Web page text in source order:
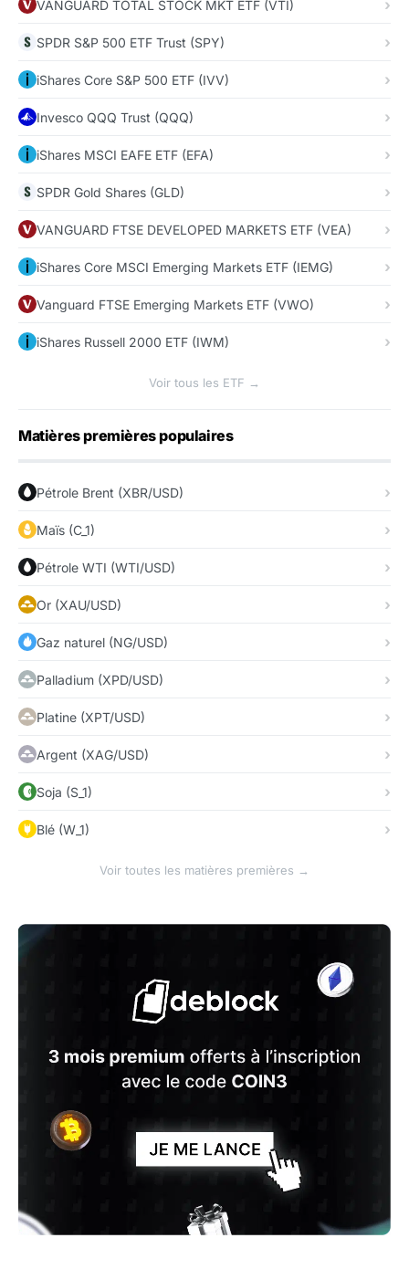
VANGUARD TOTAL STOCK MKT ETF (VTI)
SPDR S&P 500 ETF Trust (SPY)
iShares Core S&P 500 ETF (IVV)
Invesco QQQ Trust (QQQ)
iShares MSCI EAFE ETF (EFA)
SPDR Gold Shares (GLD)
VANGUARD FTSE DEVELOPED MARKETS ETF (VEA)
iShares Core MSCI Emerging Markets ETF (IEMG)
Vanguard FTSE Emerging Markets ETF (VWO)
iShares Russell 2000 ETF (IWM)
Voir tous les ETF →
Matières premières populaires
Pétrole Brent (XBR/USD)
Maïs (C_1)
Pétrole WTI (WTI/USD)
Or (XAU/USD)
Gaz naturel (NG/USD)
Palladium (XPD/USD)
Platine (XPT/USD)
Argent (XAG/USD)
Soja (S_1)
Blé (W_1)
Voir toutes les matières premières →